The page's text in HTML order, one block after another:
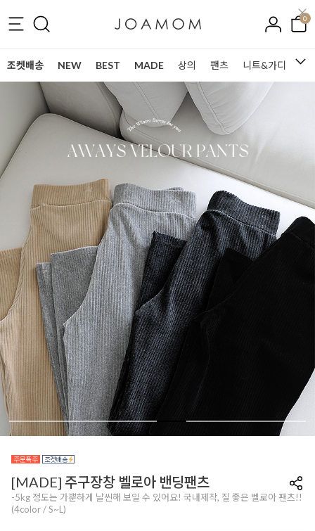
0
조켓배송 NEW BEST MADE 상의 팬츠 니트&가디건
[MADE] 주구장창 벨로아 밴딩팬츠
-5kg 정도는 가뿐하게 날씬해 보일 수 있어요! 국내제작, 질 좋은 벨로아 팬츠!!
(4color / S~L)